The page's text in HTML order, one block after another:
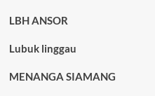
LBH ANSOR
Lubuk linggau
MENANGA SIAMANG